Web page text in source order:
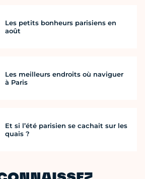
Les petits bonheurs parisiens en
août
Les meilleurs endroits où naviguer
à Paris
Et si l’été parisien se cachait sur les
quais ?